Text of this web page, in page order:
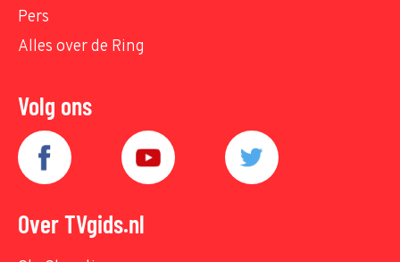
Pers
Alles over de Ring
Volg ons
Over TVgids.nl